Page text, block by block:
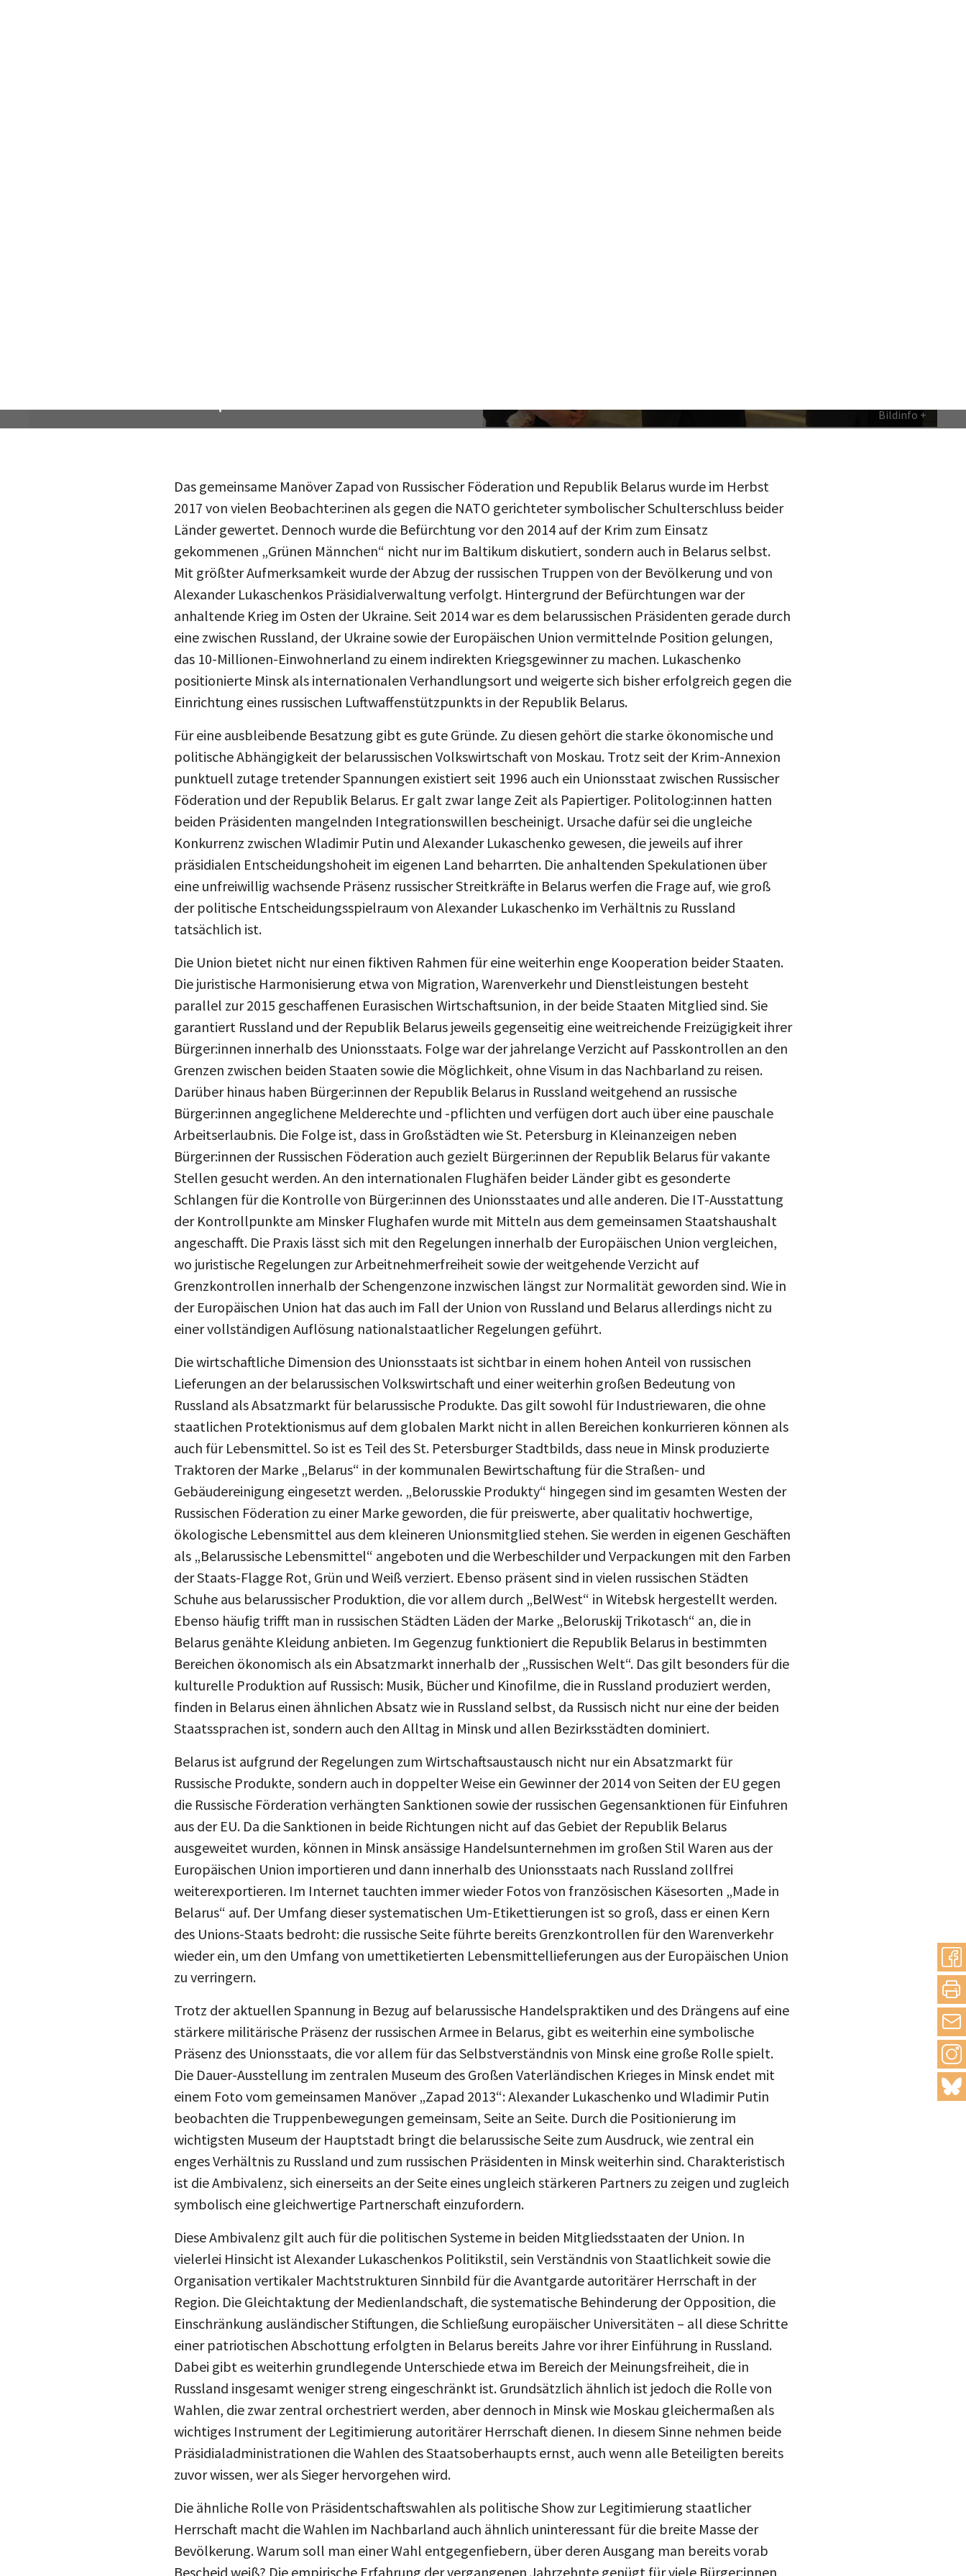
2017 von vielen Beobachter:inen als gegen die NATO gerichteter symbolischer Schulterschluss beider
Länder gewertet. Dennoch wurde die Befürchtung vor den 2014 auf der Krim zum Einsatz
gekommenen „Grünen Männchen“ nicht nur im Baltikum diskutiert, sondern auch in Belarus selbst.
Mit größter Aufmerksamkeit wurde der Abzug der russischen Truppen von der Bevölkerung und von
Alexander Lukaschenkos Präsidialverwaltung verfolgt. Hintergrund der Befürchtungen war der
anhaltende Krieg im Osten der Ukraine. Seit 2014 war es dem belarussischen Präsidenten gerade durch
eine zwischen Russland, der Ukraine sowie der Europäischen Union vermittelnde Position gelungen,
das 10-Millionen-Einwohnerland zu einem indirekten Kriegsgewinner zu machen. Lukaschenko
positionierte Minsk als internationalen Verhandlungsort und weigerte sich bisher erfolgreich gegen die
Einrichtung eines russischen Luftwaffenstützpunkts in der Republik Belarus.
politische Abhängigkeit der belarussischen Volkswirtschaft von Moskau. Trotz seit der Krim-Annexion
punktuell zutage tretender Spannungen existiert seit 1996 auch ein Unionsstaat zwischen Russischer
Föderation und der Republik Belarus. Er galt zwar lange Zeit als Papiertiger. Politolog:innen hatten
beiden Präsidenten mangelnden Integrationswillen bescheinigt. Ursache dafür sei die ungleiche
Konkurrenz zwischen Wladimir Putin und Alexander Lukaschenko gewesen, die jeweils auf ihrer
präsidialen Entscheidungshoheit im eigenen Land beharrten. Die anhaltenden Spekulationen über
eine unfreiwillig wachsende Präsenz russischer Streitkräfte in Belarus werfen die Frage auf, wie groß
der politische Entscheidungsspielraum von Alexander Lukaschenko im Verhältnis zu Russland
tatsächlich ist.
Die juristische Harmonisierung etwa von Migration, Warenverkehr und Dienstleistungen besteht
parallel zur 2015 geschaffenen Eurasischen Wirtschaftsunion, in der beide Staaten Mitglied sind. Sie
garantiert Russland und der Republik Belarus jeweils gegenseitig eine weitreichende Freizügigkeit ihrer
Bürger:innen innerhalb des Unionsstaats. Folge war der jahrelange Verzicht auf Passkontrollen an den
Grenzen zwischen beiden Staaten sowie die Möglichkeit, ohne Visum in das Nachbarland zu reisen.
Darüber hinaus haben Bürger:innen der Republik Belarus in Russland weitgehend an russische
Bürger:innen angeglichene Melderechte und -pflichten und verfügen dort auch über eine pauschale
Arbeitserlaubnis. Die Folge ist, dass in Großstädten wie St. Petersburg in Kleinanzeigen neben
Bürger:innen der Russischen Föderation auch gezielt Bürger:innen der Republik Belarus für vakante
Stellen gesucht werden. An den internationalen Flughäfen beider Länder gibt es gesonderte
Schlangen für die Kontrolle von Bürger:innen des Unionsstaates und alle anderen. Die IT-Ausstattung
der Kontrollpunkte am Minsker Flughafen wurde mit Mitteln aus dem gemeinsamen Staatshaushalt
angeschafft. Die Praxis lässt sich mit den Regelungen innerhalb der Europäischen Union vergleichen,
wo juristische Regelungen zur Arbeitnehmerfreiheit sowie der weitgehende Verzicht auf
Grenzkontrollen innerhalb der Schengenzone inzwischen längst zur Normalität geworden sind. Wie in
der Europäischen Union hat das auch im Fall der Union von Russland und Belarus allerdings nicht zu
einer vollständigen Auflösung nationalstaatlicher Regelungen geführt.
Lieferungen an der belarussischen Volkswirtschaft und einer weiterhin großen Bedeutung von
Russland als Absatzmarkt für belarussische Produkte. Das gilt sowohl für Industriewaren, die ohne
staatlichen Protektionismus auf dem globalen Markt nicht in allen Bereichen konkurrieren können als
auch für Lebensmittel. So ist es Teil des St. Petersburger Stadtbilds, dass neue in Minsk produzierte
Traktoren der Marke „Belarus“ in der kommunalen Bewirtschaftung für die Straßen- und
Gebäudereinigung eingesetzt werden. „Belorusskie Produkty“ hingegen sind im gesamten Westen der
Russischen Föderation zu einer Marke geworden, die für preiswerte, aber qualitativ hochwertige,
ökologische Lebensmittel aus dem kleineren Unionsmitglied stehen. Sie werden in eigenen Geschäften
als „Belarussische Lebensmittel“ angeboten und die Werbeschilder und Verpackungen mit den Farben
der Staats-Flagge Rot, Grün und Weiß verziert. Ebenso präsent sind in vielen russischen Städten
Schuhe aus belarussischer Produktion, die vor allem durch „BelWest“ in Witebsk hergestellt werden.
Ebenso häufig trifft man in russischen Städten Läden der Marke „Beloruskij Trikotasch“ an, die in
Belarus genähte Kleidung anbieten. Im Gegenzug funktioniert die Republik Belarus in bestimmten
Bereichen ökonomisch als ein Absatzmarkt innerhalb der „Russischen Welt“. Das gilt besonders für die
kulturelle Produktion auf Russisch: Musik, Bücher und Kinofilme, die in Russland produziert werden,
finden in Belarus einen ähnlichen Absatz wie in Russland selbst, da Russisch nicht nur eine der beiden
Staatssprachen ist, sondern auch den Alltag in Minsk und allen Bezirksstädten dominiert.
Russische Produkte, sondern auch in doppelter Weise ein Gewinner der 2014 von Seiten der EU gegen
die Russische Förderation verhängten Sanktionen sowie der russischen Gegensanktionen für Einfuhren
aus der EU. Da die Sanktionen in beide Richtungen nicht auf das Gebiet der Republik Belarus
ausgeweitet wurden, können in Minsk ansässige Handelsunternehmen im großen Stil Waren aus der
Europäischen Union importieren und dann innerhalb des Unionsstaats nach Russland zollfrei
weiterexportieren. Im Internet tauchten immer wieder Fotos von französischen Käsesorten „Made in
Belarus“ auf. Der Umfang dieser systematischen Um-Etikettierungen ist so groß, dass er einen Kern
des Unions-Staats bedroht: die russische Seite führte bereits Grenzkontrollen für den Warenverkehr
wieder ein, um den Umfang von umettiketierten Lebensmittellieferungen aus der Europäischen Union
zu verringern.
stärkere militärische Präsenz der russischen Armee in Belarus, gibt es weiterhin eine symbolische
Präsenz des Unionsstaats, die vor allem für das Selbstverständnis von Minsk eine große Rolle spielt.
Die Dauer-Ausstellung im zentralen Museum des Großen Vaterländischen Krieges in Minsk endet mit
einem Foto vom gemeinsamen Manöver „Zapad 2013“: Alexander Lukaschenko und Wladimir Putin
beobachten die Truppenbewegungen gemeinsam, Seite an Seite. Durch die Positionierung im
wichtigsten Museum der Hauptstadt bringt die belarussische Seite zum Ausdruck, wie zentral ein
enges Verhältnis zu Russland und zum russischen Präsidenten in Minsk weiterhin sind. Charakteristisch
ist die Ambivalenz, sich einerseits an der Seite eines ungleich stärkeren Partners zu zeigen und zugleich
symbolisch eine gleichwertige Partnerschaft einzufordern.
vielerlei Hinsicht ist Alexander Lukaschenkos Politikstil, sein Verständnis von Staatlichkeit sowie die
Organisation vertikaler Machtstrukturen Sinnbild für die Avantgarde autoritärer Herrschaft in der
Region. Die Gleichtaktung der Medienlandschaft, die systematische Behinderung der Opposition, die
Einschränkung ausländischer Stiftungen, die Schließung europäischer Universitäten – all diese Schritte
einer patriotischen Abschottung erfolgten in Belarus bereits Jahre vor ihrer Einführung in Russland.
Dabei gibt es weiterhin grundlegende Unterschiede etwa im Bereich der Meinungsfreiheit, die in
Russland insgesamt weniger streng eingeschränkt ist. Grundsätzlich ähnlich ist jedoch die Rolle von
Wahlen, die zwar zentral orchestriert werden, aber dennoch in Minsk wie Moskau gleichermaßen als
wichtiges Instrument der Legitimierung autoritärer Herrschaft dienen. In diesem Sinne nehmen beide
Präsidialadministrationen die Wahlen des Staatsoberhaupts ernst, auch wenn alle Beteiligten bereits
zuvor wissen, wer als Sieger hervorgehen wird.
Herrschaft macht die Wahlen im Nachbarland auch ähnlich uninteressant für die breite Masse der
Bevölkerung. Warum soll man einer Wahl entgegenfiebern, über deren Ausgang man bereits vorab
Bescheid weiß? Die empirische Erfahrung der vergangenen Jahrzehnte genügt für viele Bürger:innen